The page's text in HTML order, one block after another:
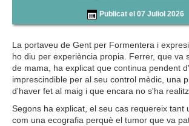
Publicat el 07 Juliol 2026
La portaveu de Gent per Formentera i
ho diu per experiència propia. Ferrer, que va
de mama, ha explicat que continua pendent
imprescindible per al seu control mèdic, una
d'haver fet al maig i que encara no s'ha
Segons ha explicat, el seu cas requereix tant
com una ecografia perquè el tumor que va